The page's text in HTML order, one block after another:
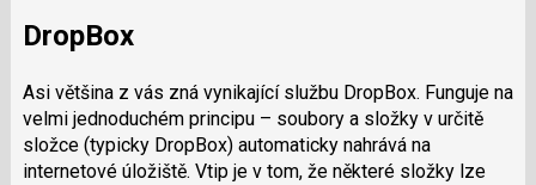
DropBox
Asi většina z vás zná vynikající službu DropBox. Funguje na
velmi jednoduchém principu – soubory a složky v určitě
složce (typicky DropBox) automaticky nahrává na
internetové úložiště. Vtip je v tom, že některé složky lze